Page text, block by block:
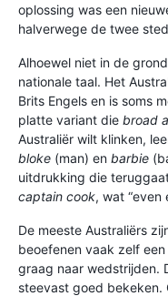
oplossing was een
halverwege de twee
Alhoewel niet in de
nationale taal. Het
Brits Engels en is soms
platte variant die broad
Australiër wilt klinken,
bloke (man) en barbie
uitdrukking die
captain cook, wat “even
De meeste Australiërs
beoefenen vaak zelf
graag naar wedstrijden.
steevast goed bekeken.